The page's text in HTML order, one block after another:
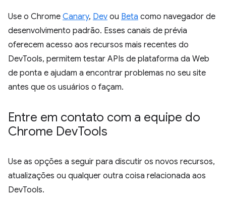
Use o Chrome Canary, Dev ou Beta como navegador de
desenvolvimento padrão. Esses canais de prévia
oferecem acesso aos recursos mais recentes do
DevTools, permitem testar APIs de plataforma da Web
de ponta e ajudam a encontrar problemas no seu site
antes que os usuários o façam.
Entre em contato com a equipe do
Chrome DevTools
Use as opções a seguir para discutir os novos recursos,
atualizações ou qualquer outra coisa relacionada aos
DevTools.